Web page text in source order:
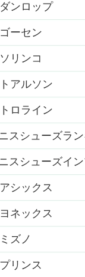
ダンロップ
ゴーセン
ソリンコ
トアルソン
トロライン
スシューズラ
スシューズイ
アシックス
ヨネックス
ミズノ
プリンス